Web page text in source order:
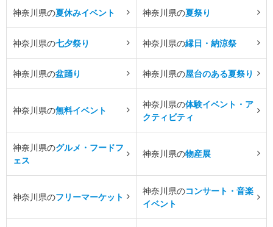
神奈川県の夏休みイベント 神奈川県の夏祭り
神奈川県の七夕祭り 神奈川県の縁日・納涼祭
神奈川県の盆踊り 神奈川県の屋台のある夏祭り
神奈川県の無料イベント
神奈川県の体験イベント・ア
クティビティ
神奈川県のグルメ・フードフ
ェス
神奈川県の物産展
神奈川県のフリーマーケット
神奈川県のコンサート・音楽
イベント